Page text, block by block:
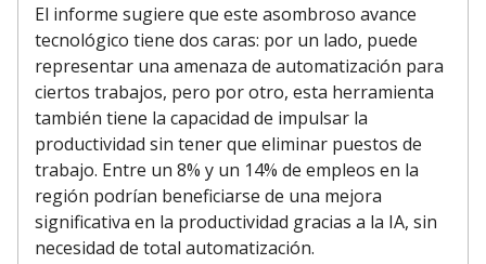
El informe sugiere que este asombroso avance
tecnológico tiene dos caras: por un lado, puede
representar una amenaza de automatización para
ciertos trabajos, pero por otro, esta herramienta
también tiene la capacidad de impulsar la
productividad sin tener que eliminar puestos de
trabajo. Entre un 8% y un 14% de empleos en la
región podrían beneficiarse de una mejora
significativa en la productividad gracias a la IA, sin
necesidad de total automatización.